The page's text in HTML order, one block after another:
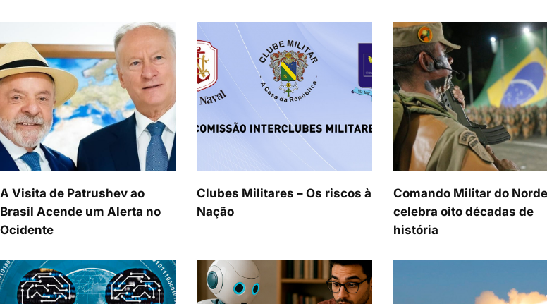
A Visita de Patrushev ao
Brasil Acende um Alerta no
Ocidente
Clubes Militares – Os riscos à
Nação
Comando Militar do
celebra oito décadas de
história